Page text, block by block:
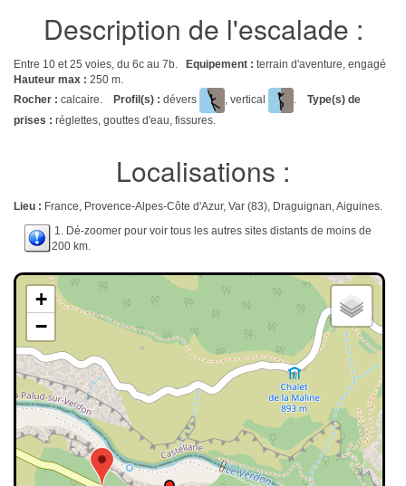
Description de l'escalade :
Entre 10 et 25 voies, du 6c au 7b. Equipement : terrain d'aventure, engagé
Hauteur max : 250 m.
Rocher : calcaire. Profil(s) : dévers , vertical . Type(s) de
prises : réglettes, gouttes d'eau, fissures.
Localisations :
Lieu : France, Provence-Alpes-Côte d'Azur, Var (83), Draguignan, Aiguines.
1. Dé-zoomer pour voir tous les autres sites distants de moins de
200 km.
+
−